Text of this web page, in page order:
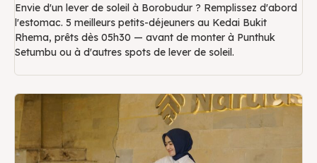
Envie d'un lever de soleil à Borobudur ? Remplissez d'abord
l'estomac. 5 meilleurs petits-déjeuners au Kedai Bukit
Rhema, prêts dès 05h30 — avant de monter à Punthuk
Setumbu ou à d'autres spots de lever de soleil.